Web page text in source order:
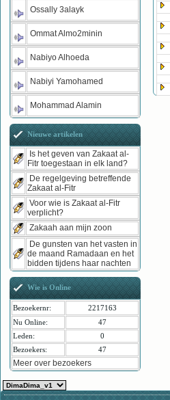
Ossally 3alayk
Ommat Almo2minin
Nabiyo Alhoeda
Nabiyi Yamohamed
Mohammad Alamin
Nieuwe artikelen
Is het geven van Zakaat al-
Fitr toegestaan in elk land?
De regelgeving betreffende
Zakaat al-Fitr
Voor wie is Zakaat al-Fitr
verplicht?
Zakaah aan mijn zoon
De gunsten van het vasten in
de maand Ramadaan en het
bidden tijdens haar nachten
Wie is Online
Bezoekernr:
2217163
Nu Online:
47
Leden:
0
Bezoekers:
47
Meer over bezoekers